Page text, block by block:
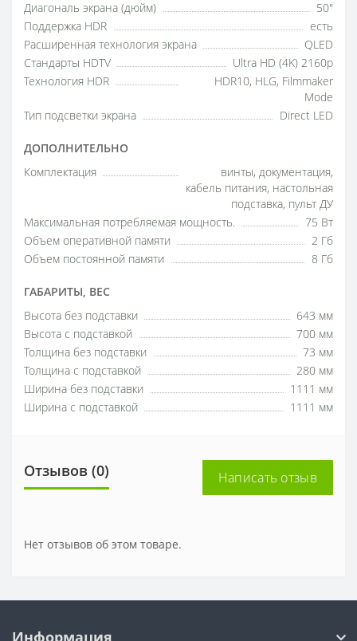
Диагональ экрана (дюйм)
50"
Поддержка HDR
есть
Расширенная технология экрана
QLED
Стандарты HDTV
Ultra HD (4K) 2160p
Технология HDR
HDR10, HLG, Filmmaker
Mode
Тип подсветки экрана
Direct LED
ДОПОЛНИТЕЛЬНО
Комплектация
винты, документация,
кабель питания, настольная
подставка, пульт ДУ
Максимальная потребляемая мощность.
75 Вт
Объем оперативной памяти
2 Гб
Объем постоянной памяти
8 Гб
ГАБАРИТЫ, ВЕС
Высота без подставки
643 мм
Высота с подставкой
700 мм
Толщина без подставки
73 мм
Толщина с подставкой
280 мм
Ширина без подставки
1111 мм
Ширина с подставкой
1111 мм
Отзывов (0) Написать отзыв
Нет отзывов об этом товаре.
Информация